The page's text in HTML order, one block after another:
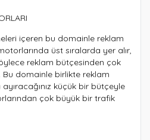
içeren bu domainle reklam
üst sıralarda yer alır,
reklam bütçesinden çok
Bu domainle birlikte reklam
küçük bir bütçeyle
çok büyük bir trafik